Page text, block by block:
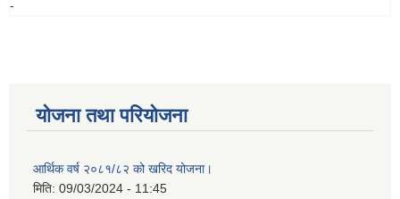
-
योजना तथा परियोजना
आर्थिक वर्ष २०८१/८२ को खरिद योजना।
मिति: 09/03/2024 - 11:45